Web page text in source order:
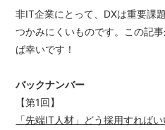
非IT企業にとって、DXは重要課
つかみにくいものです。この記
ば幸いです！
バックナンバー
【第1回】
「先端IT人材」どう採用すれば